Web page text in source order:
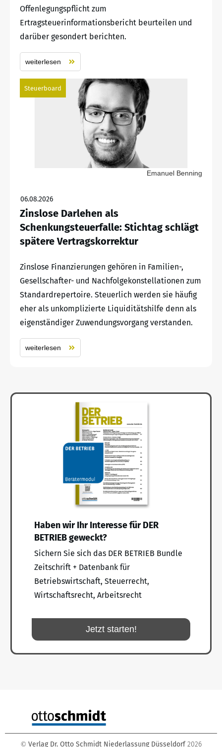
Offenlegungspflicht zum
Ertragsteuerinformationsbericht beurteilen und
darüber gesondert berichten.
weiterlesen
Steuerboard
Emanuel Benning
06.08.2026
Zinslose Darlehen als
Schenkungsteuerfalle: Stichtag schlägt
spätere Vertragskorrektur
Zinslose Finanzierungen gehören in Familien-,
Gesellschafter- und Nachfolgekonstellationen zum
Standardrepertoire. Steuerlich werden sie häufig
eher als unkomplizierte Liquiditätshilfe denn als
eigenständiger Zuwendungsvorgang verstanden.
weiterlesen
Haben wir Ihr Interesse für DER
BETRIEB geweckt?
Sichern Sie sich das DER BETRIEB Bundle
Zeitschrift + Datenbank für
Betriebswirtschaft, Steuerrecht,
Wirtschaftsrecht, Arbeitsrecht
Jetzt starten!
© Verlag Dr. Otto Schmidt Niederlassung Düsseldorf 2026